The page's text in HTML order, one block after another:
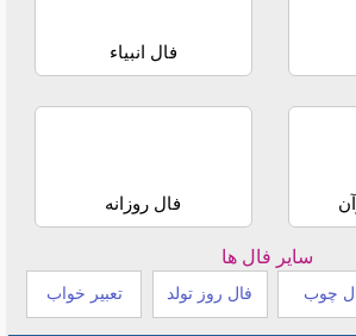
فال انبیاء
فال روزانه
سایر فال ها
چوب فال روز تولد تعبیر خواب